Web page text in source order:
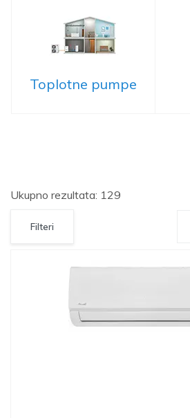
Toplotne pumpe
Ukupno rezultata: 129
Filteri